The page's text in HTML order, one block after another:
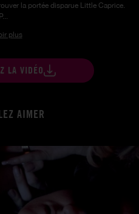
la portée disparue Little Caprice.
P...
plus
LA VIDÉO
AIMER